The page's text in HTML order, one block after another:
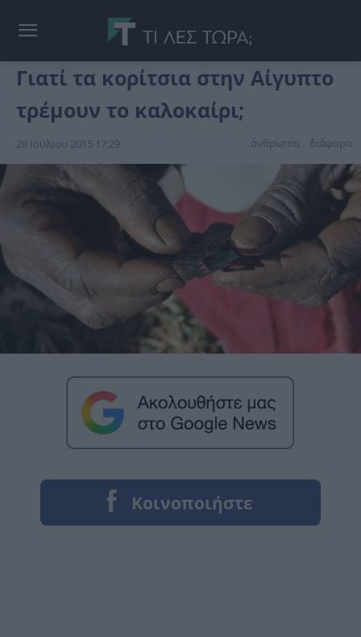
Γιατί τα κορίτσια στην Αίγυπτο
τρέμουν το καλοκαίρι;
28 Ιουλίου 2015 17:29 άνθρωποι διάφορα